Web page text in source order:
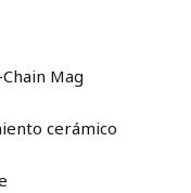
Mag
cerámico